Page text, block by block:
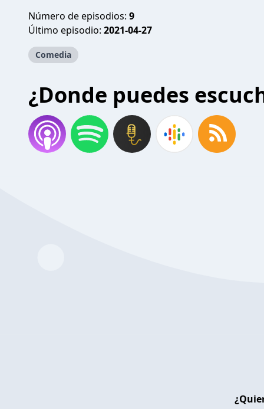
Número de episodios: 9
Último episodio: 2021-04-27
Comedia
¿Donde puedes